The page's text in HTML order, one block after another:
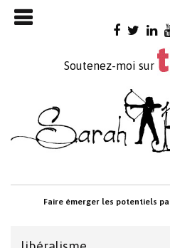
Skip
to
Soutenez-moi sur
Faire émerger les potentiels
